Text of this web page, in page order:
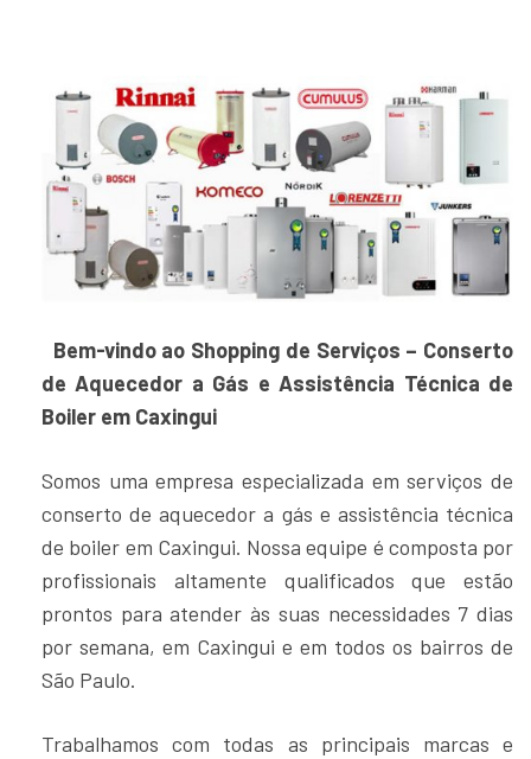
Bem-vindo ao Shopping de Serviços – Conserto
de Aquecedor a Gás e Assistência Técnica de
Boiler em Caxingui
Somos uma empresa especializada em serviços de
conserto de aquecedor a gás e assistência técnica
de boiler em Caxingui. Nossa equipe é composta por
profissionais altamente qualificados que estão
prontos para atender às suas necessidades 7 dias
por semana, em Caxingui e em todos os bairros de
São Paulo.
Trabalhamos com todas as principais marcas e